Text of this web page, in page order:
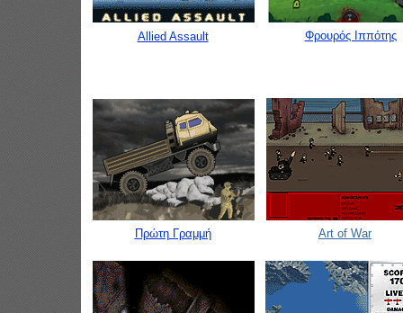
Allied Assault Φρουρός Ιππότης
Πρώτη Γραμμή Art of War